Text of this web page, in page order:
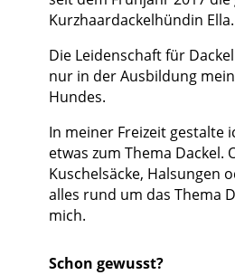
Kurzhaardackelhündin Ella.
Die Leidenschaft für
nur in der Ausbildung
Hundes.
In meiner Freizeit gestalte
etwas zum Thema Dackel.
Kuschelsäcke, Halsungen
alles rund um das Thema
mich.
Schon gewusst?